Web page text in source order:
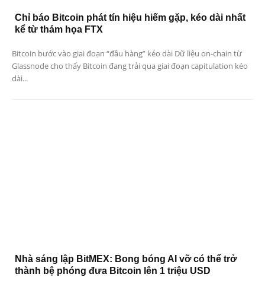
Chỉ báo Bitcoin phát tín hiệu hiếm gặp, kéo dài nhất
kể từ thảm họa FTX
Bitcoin bước vào giai đoạn “đầu hàng” kéo dài Dữ liệu on-chain từ
Glassnode cho thấy Bitcoin đang trải qua giai đoạn capitulation kéo
dài...
Nhà sáng lập BitMEX: Bong bóng AI vỡ có thể trở
thành bệ phóng đưa Bitcoin lên 1 triệu USD